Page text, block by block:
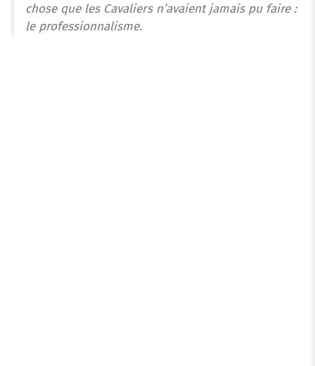
chose que les Cavaliers n’avaient jamais pu faire :
le professionnalisme.